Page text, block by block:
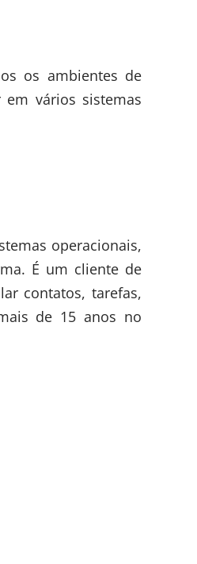
os ambientes de
vários sistemas
operacionais,
É um cliente de
contatos, tarefas,
de 15 anos no